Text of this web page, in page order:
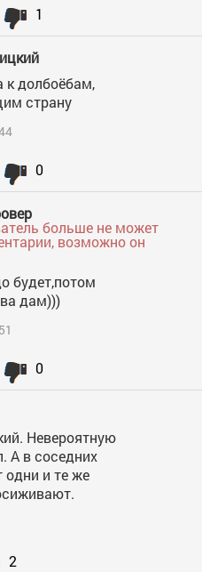
1
к долбоёбам,
страну
0
больше не может
возможно он
будет,потом
дам)))
0
Невероятную
А в соседних
одни и те же
2